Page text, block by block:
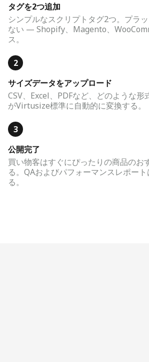
タグを2つ追加
シンプルなスクリプトタグ2つ。プラ
ない — Shopify、Magento、
ス。
2
サイズデータをアップロード
CSV、Excel、PDFなど、どのような形
がVirtusize標準に自動的に変換する。
3
公開完了
買い物客はすぐにぴったりの商品のお
る。QAおよびパフォーマンスレポー
る。